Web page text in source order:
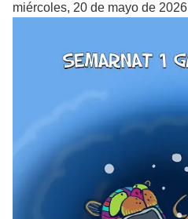
miércoles, 20 de mayo de 2026